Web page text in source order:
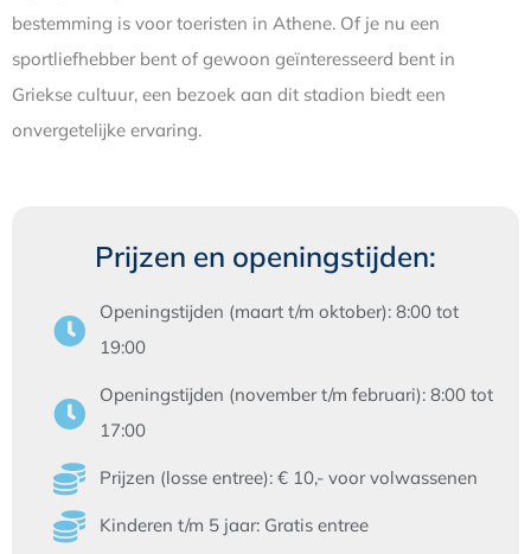
bestemming is voor toeristen in Athene. Of je nu een
sportliefhebber bent of gewoon geïnteresseerd bent in
Griekse cultuur, een bezoek aan dit stadion biedt een
onvergetelijke ervaring.
Prijzen en openingstijden:
Openingstijden (maart t/m oktober): 8:00 tot
19:00
Openingstijden (november t/m februari): 8:00 tot
17:00
Prijzen (losse entree): € 10,- voor volwassenen
Kinderen t/m 5 jaar: Gratis entree